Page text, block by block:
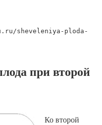
sheveleniya-ploda-
при второй
Ко второй